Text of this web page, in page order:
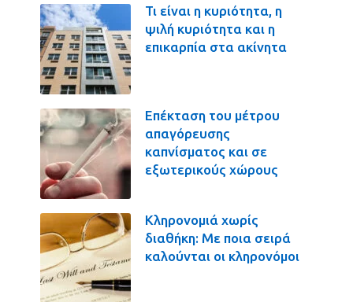
Τι είναι η κυριότητα, η
ψιλή κυριότητα και η
επικαρπία στα ακίνητα
Επέκταση του μέτρου
απαγόρευσης
καπνίσματος και σε
εξωτερικούς χώρους
Κληρονομιά χωρίς
διαθήκη: Με ποια σειρά
καλούνται οι κληρονόμοι